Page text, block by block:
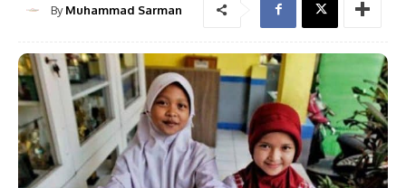
By Muhammad Sarman